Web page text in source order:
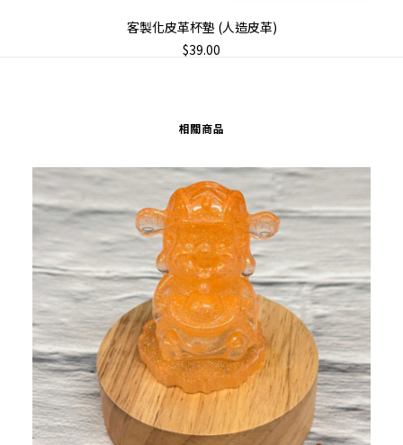
加入購物車
客製化皮革杯墊 (人造皮革)
$39.00
相關商品